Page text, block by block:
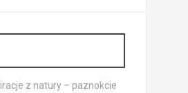
z natury – paznokcie